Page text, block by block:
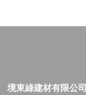
境東綠建材有限公司